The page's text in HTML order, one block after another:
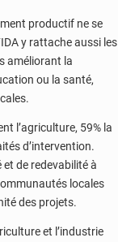
productif ne se
y rattache aussi les
améliorant la
ou la santé,
l’agriculture, 59% la
d’intervention.
de redevabilité à
locales
des projets.
et l’industrie